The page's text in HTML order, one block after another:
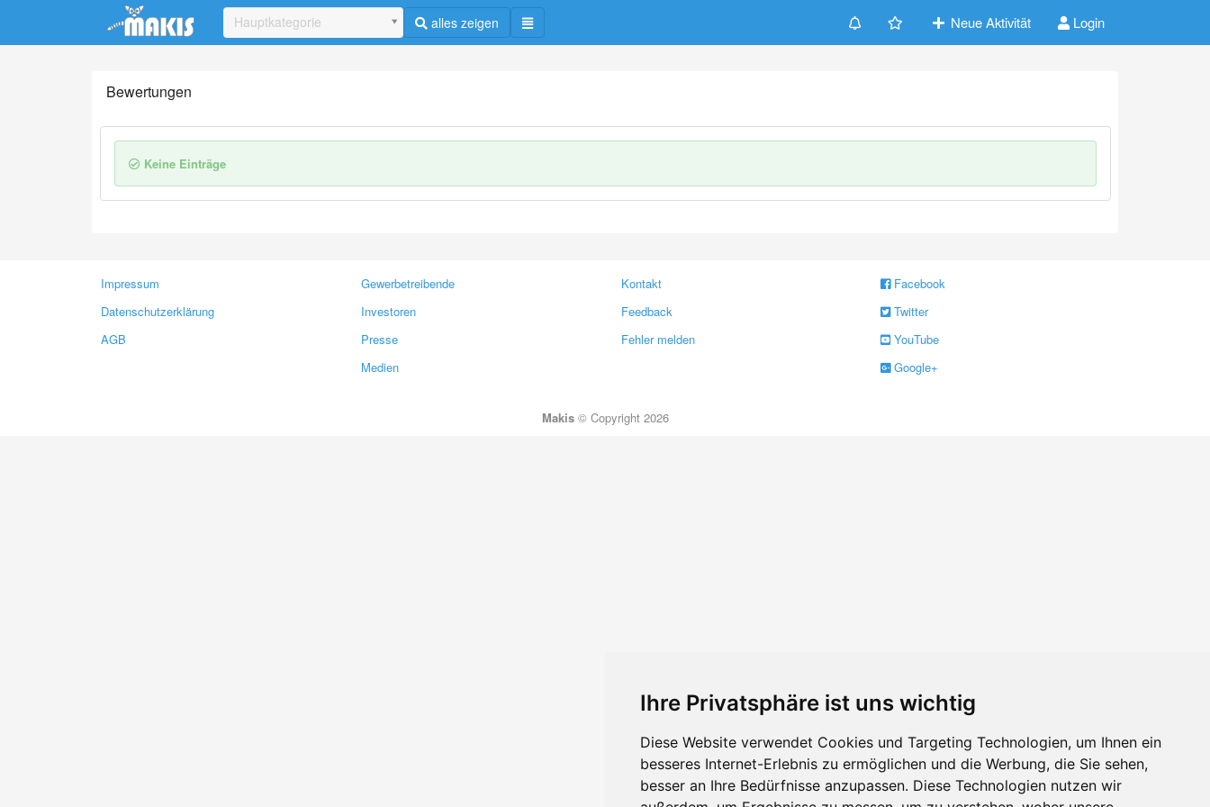
Ihre Privatsphäre ist uns wichtig
Diese Website verwendet Cookies und Targeting Technologien, um Ihnen ein
besseres Internet-Erlebnis zu ermöglichen und die Werbung, die Sie sehen,
besser an Ihre Bedürfnisse anzupassen. Diese Technologien nutzen wir
Update cookies preferences
Hauptkategorie alles zeigen Neue Aktivität Login
Bewertungen
Keine Einträge
Impressum
Datenschutzerklärung
AGB
Gewerbetreibende
Investoren
Presse
Medien
Kontakt
Feedback
Fehler melden
Facebook
Twitter
YouTube
Google+
Makis© Copyright 2026